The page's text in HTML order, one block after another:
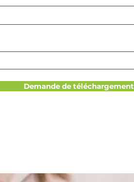
Demande de téléchargement